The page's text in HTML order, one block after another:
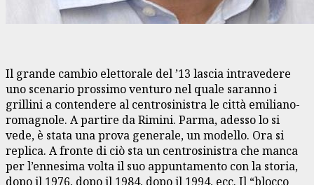
Il grande cambio elettorale del ’13 lascia intravedere
uno scenario prossimo venturo nel quale saranno i
grillini a contendere al centrosinistra le città emiliano-
romagnole. A partire da Rimini. Parma, adesso lo si
vede, è stata una prova generale, un modello. Ora si
replica. A fronte di ciò sta un centrosinistra che manca
per l’ennesima volta il suo appuntamento con la storia,
dopo il 1976, dopo il 1984, dopo il 1994, ecc. Il “blocco